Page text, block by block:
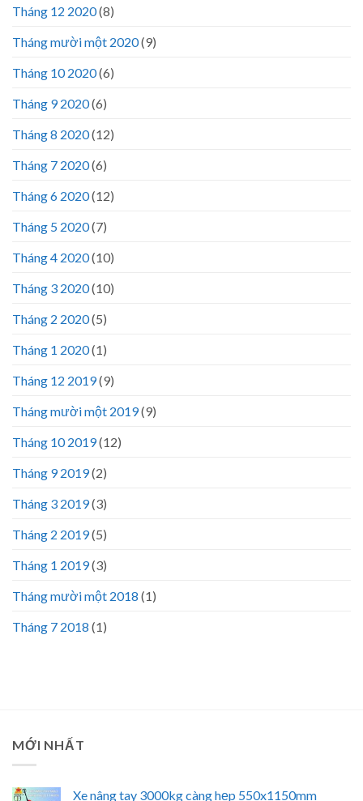
Tháng 12 2020(8)
Tháng mười một 2020(9)
Tháng 10 2020(6)
Tháng 9 2020(6)
Tháng 8 2020(12)
Tháng 7 2020(6)
Tháng 6 2020(12)
Tháng 5 2020(7)
Tháng 4 2020(10)
Tháng 3 2020(10)
Tháng 2 2020(5)
Tháng 1 2020(1)
Tháng 12 2019(9)
Tháng mười một 2019(9)
Tháng 10 2019(12)
Tháng 9 2019(2)
Tháng 3 2019(3)
Tháng 2 2019(5)
Tháng 1 2019(3)
Tháng mười một 2018 (1)
Tháng 7 2018 (1)
MỚI NHẤT
Xe nâng tay 3000kg càng hẹp 550x1150mm